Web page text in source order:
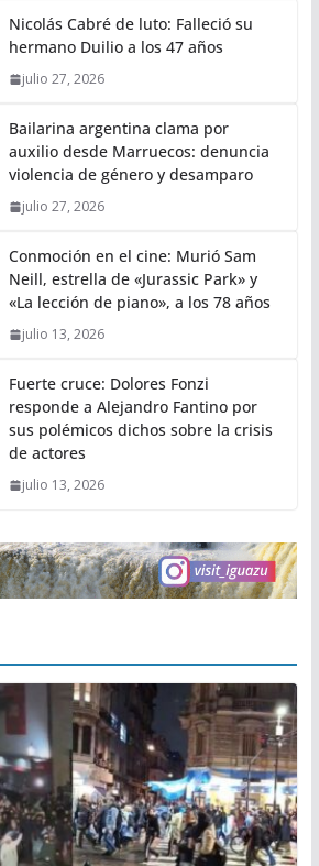
Nicolás Cabré de luto: Falleció su
hermano Duilio a los 47 años
julio 27, 2026
Bailarina argentina clama por
auxilio desde Marruecos: denuncia
violencia de género y desamparo
julio 27, 2026
Conmoción en el cine: Murió Sam
Neill, estrella de «Jurassic Park» y
«La lección de piano», a los 78 años
julio 13, 2026
Fuerte cruce: Dolores Fonzi
responde a Alejandro Fantino por
sus polémicos dichos sobre la crisis
de actores
julio 13, 2026